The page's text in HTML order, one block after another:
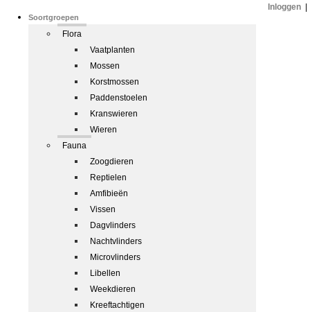
Soortgroepen
Flora
Vaatplanten
Mossen
Korstmossen
Paddenstoelen
Kranswieren
Wieren
Fauna
Zoogdieren
Reptielen
Amfibieën
Vissen
Dagvlinders
Nachtvlinders
Microvlinders
Libellen
Weekdieren
Kreeftachtigen
Inloggen